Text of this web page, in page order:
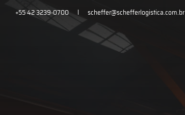
+55 42 3239-0700 scheffer@schefferlogistica.com.br